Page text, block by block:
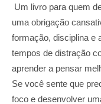
Um livro para quem
uma obrigação
formação, disciplina e
tempos de distração
aprender a pensar
Se você sente que
foco e desenvolver